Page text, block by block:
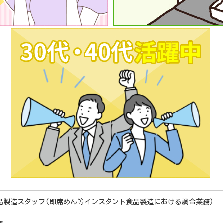
製造スタッフ(即席めん等インスタント食品製造における調合業務)